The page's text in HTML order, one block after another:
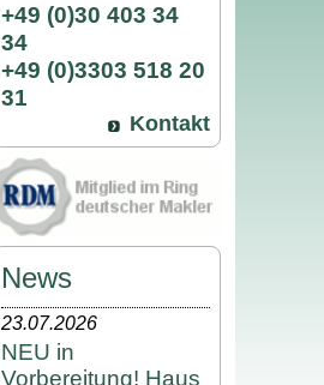
+49 (0)30 403 34
34
+49 (0)3303 518 20
31
Kontakt
News
23.07.2026
NEU in
Vorbereitung! Haus